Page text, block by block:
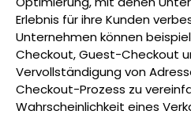
Erlebnis für ihre Kunden
Unternehmen können
Checkout, Guest-Checkout
Vervollständigung von
Checkout-Prozess zu
Wahrscheinlichkeit eines